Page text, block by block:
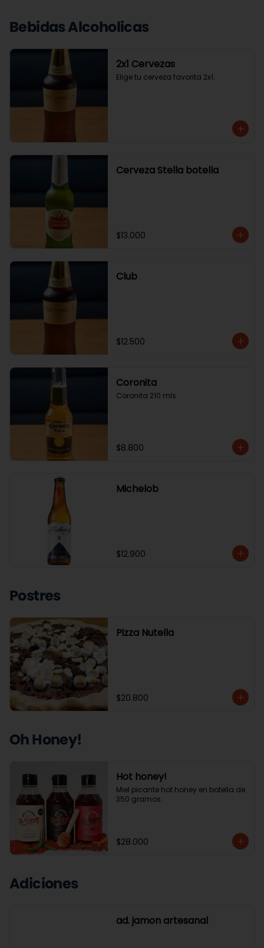
Bebidas Alcoholicas
2x1 Cervezas
Elige tu cerveza favorita 2x1.
Cerveza Stella botella
$13.000
Club
$12.500
Coronita
Coronita 210 mls
$8.800
Michelob
$12.900
Postres
Pizza Nutella
$20.800
Oh Honey!
Hot honey!
Miel picante hot honey en botella de
350 gramos.
$28.000
Adiciones
ad. jamon artesanal